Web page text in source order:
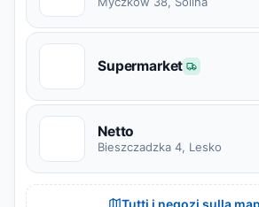
Supermarket
Netto
Bieszczadzka 4, Lesko
Tutti i negozi sulla